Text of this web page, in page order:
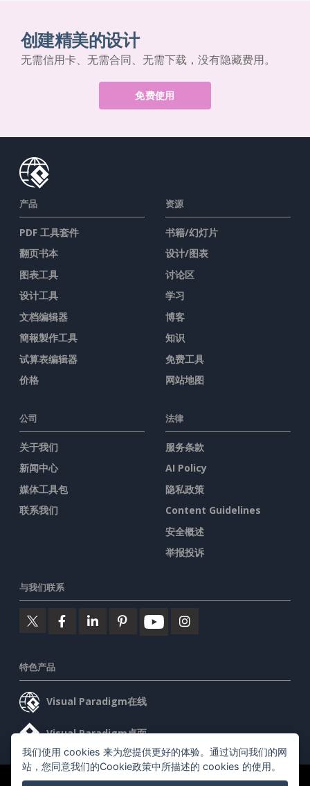
创建精美的设计
无需信用卡、无需合同、无需下载，没有隐藏费用。
免费使用
产品
PDF 工具套件
翻页书本
图表工具
设计工具
文档编辑器
簡報製作工具
试算表编辑器
价格
资源
书籍/幻灯片
设计/图表
讨论区
学习
博客
知识
免费工具
网站地图
公司
关于我们
新闻中心
媒体工具包
联系我们
法律
服务条款
AI Policy
隐私政策
Content Guidelines
安全概述
举报投诉
与我们联系
特色产品
Visual Paradigm在线
Visual Paradigm桌面
我们使用 cookies 来为您提供更好的体验。通过访问我们的网
站，您同意我们的Cookie政策中所描述的 cookies 的使用。